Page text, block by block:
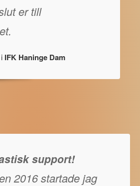
er till
IFK Haninge Dam
support!
2016 startade jag